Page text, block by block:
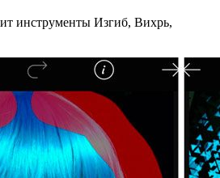
инструменты Изгиб, Вихрь,